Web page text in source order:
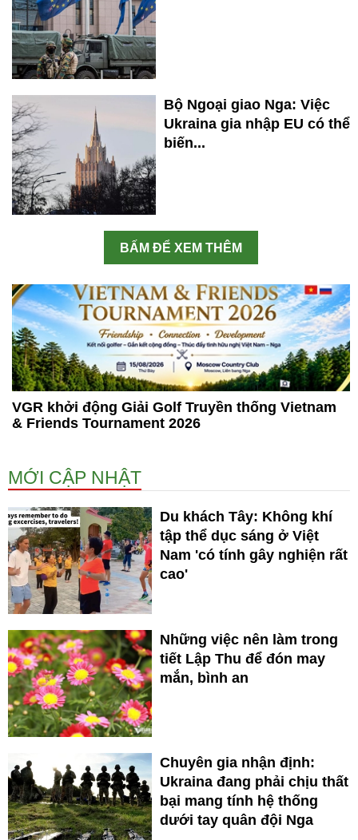
Bộ Ngoại giao Nga: Việc
Ukraina gia nhập EU có thể
biến...
BẤM ĐỂ XEM THÊM
VGR khởi động Giải Golf Truyền thống Vietnam
& Friends Tournament 2026
MỚI CẬP NHẬT
Du khách Tây: Không khí
tập thể dục sáng ở Việt
Nam 'có tính gây nghiện rất
cao'
Những việc nên làm trong
tiết Lập Thu để đón may
mắn, bình an
Chuyên gia nhận định:
Ukraina đang phải chịu thất
bại mang tính hệ thống
dưới tay quân đội Nga